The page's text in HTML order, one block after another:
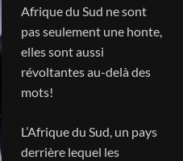
Afrique du Sud ne sont
pas seulement une honte,
elles sont aussi
révoltantes au-delà des
mots!
L’Afrique du Sud, un pays
derrière lequel les